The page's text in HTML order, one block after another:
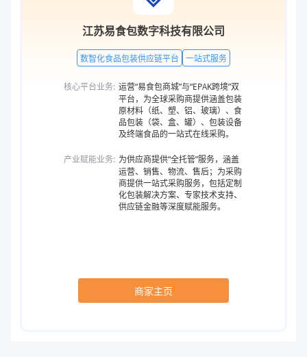
江苏易食包数字科技有限公司
数智化食品包装供应链平台 一站式服务
核心平台业务: 运营“易食包商城”与“EPAK跨境”双
平台，为全球采购商提供涵盖包装
原材料（纸、塑、铝、玻璃）、食
品包装（袋、盒、罐）、包装设备
及终端食品的一站式在线采购。
产业赋能业务: 为供应商提供“全托管”服务，涵盖
运营、销售、物流、售后；为采购
商提供一站式采购服务，包括定制
化包装解决方案、专家技术支持、
供应链金融等深度赋能服务。
商家主页